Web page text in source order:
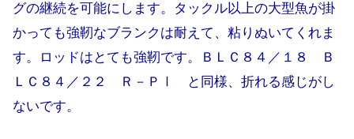
グの継続を可能にします。タックル以上の大型魚が掛
かっても強靭なブランクは耐えて、粘りぬいてくれま
す。ロッドはとても強靭です。ＢＬＣ８４／１８ Ｂ
ＬＣ８４／２２ Ｒ－ＰⅠ と同様、折れる感じがし
ないです。